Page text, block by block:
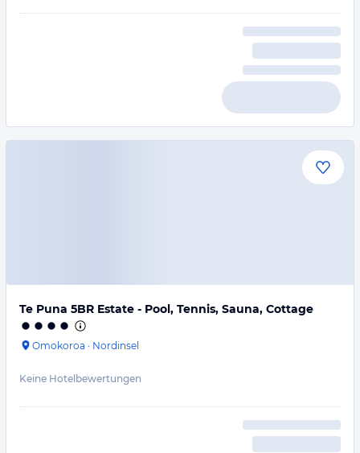
Te Puna 5BR Estate - Pool, Tennis, Sauna, Cottage
Omokoroa · Nordinsel
Keine Hotelbewertungen